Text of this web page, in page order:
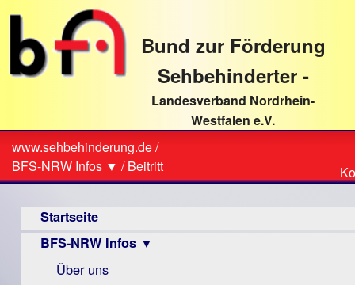
direkt
Textinhalt
Bund zur Förderung
Sehbehinderter -
Landesverband Nordrhein-
Westfalen e.V.
Sie
sind
hier
www.sehbehinderung.de/
BFS-NRW Infos ▼ /Beitritt
Startseite
BFS-NRW Infos ▼
Über uns